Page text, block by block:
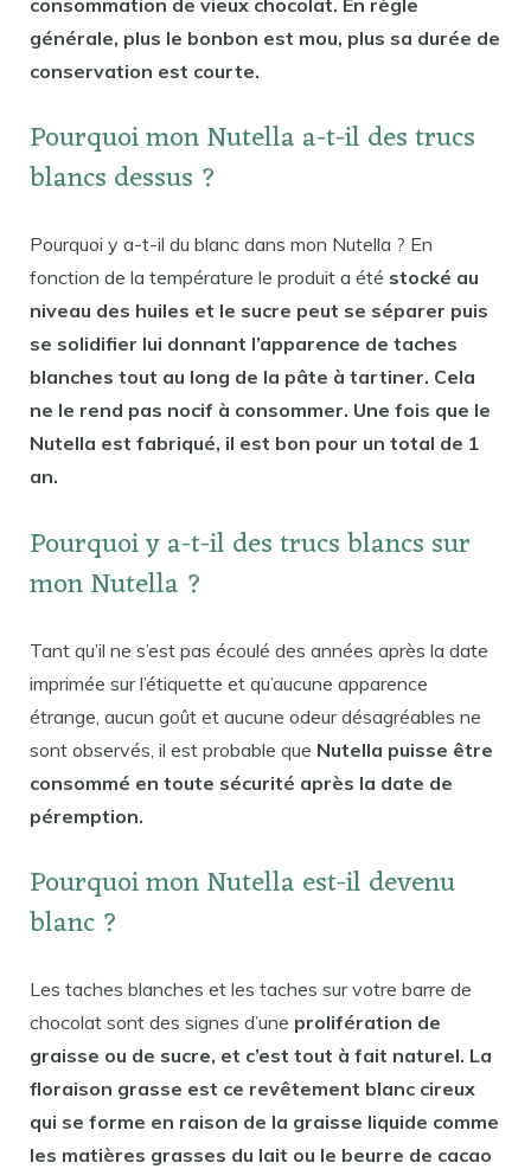
générale, plus le bonbon est mou, plus sa durée de
conservation est courte.
Pourquoi mon Nutella a-t-il des trucs
blancs dessus ?
Pourquoi y a-t-il du blanc dans mon Nutella ? En
fonction de la température le produit a été stocké au
niveau des huiles et le sucre peut se séparer puis
se solidifier lui donnant l’apparence de taches
blanches tout au long de la pâte à tartiner. Cela
ne le rend pas nocif à consommer. Une fois que le
Nutella est fabriqué, il est bon pour un total de 1
an.
Pourquoi y a-t-il des trucs blancs sur
mon Nutella ?
Tant qu’il ne s’est pas écoulé des années après la date
imprimée sur l’étiquette et qu’aucune apparence
étrange, aucun goût et aucune odeur désagréables ne
sont observés, il est probable que Nutella puisse être
consommé en toute sécurité après la date de
péremption.
Pourquoi mon Nutella est-il devenu
blanc ?
Les taches blanches et les taches sur votre barre de
chocolat sont des signes d’une prolifération de
graisse ou de sucre, et c’est tout à fait naturel. La
floraison grasse est ce revêtement blanc cireux
qui se forme en raison de la graisse liquide comme
les matières grasses du lait ou le beurre de cacao